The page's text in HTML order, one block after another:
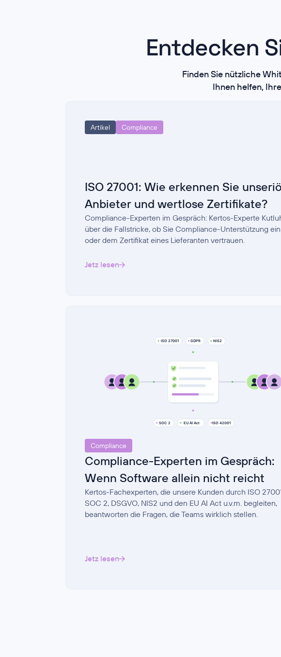
Entdecken
Finden Sie nützliche
Ihnen helfen,
Artikel Compliance
ISO 27001: Wie erkennen Sie
Anbieter und wertlose Zertifikate?
Compliance-Experten im Gespräch: Kertos-Experte
über die Fallstricke, ob Sie Compliance-Unterstützung
oder dem Zertifikat eines Lieferanten vertrauen.
Jetz lesen
Compliance
Compliance-Experten im Gespräch:
Wenn Software allein nicht reicht
Kertos-Fachexperten, die unsere Kunden durch ISO
SOC 2, DSGVO, NIS2 und den EU AI Act u.v.m. begleiten,
beantworten die Fragen, die Teams wirklich stellen.
Jetz lesen